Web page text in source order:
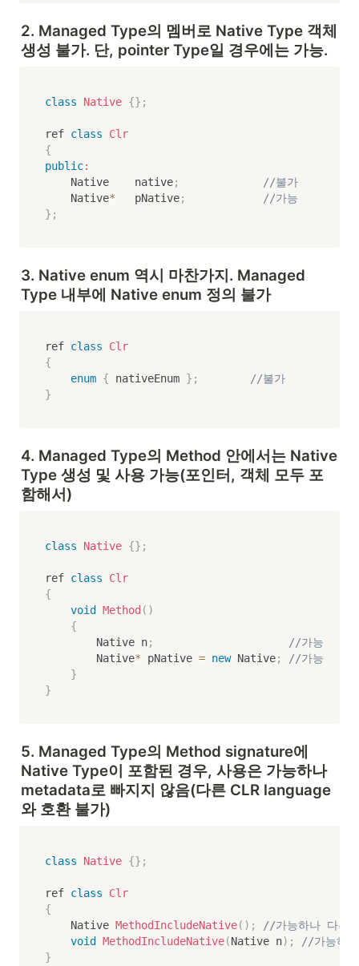
2. Managed Type의 멤버로 Native Type 객체
생성 불가. 단, pointer Type일 경우에는 가능.
class Native {} ;
ref class
Clr
{
public:
    Native    native
;
//불가
    Native
*
   pNative
;
//가능
} ;
3. Native enum 역시 마찬가지. Managed
Type 내부에 Native enum 정의 불가
ref class
Clr
{
enum { nativeEnum } ;
//불가
}
4. Managed Type의 Method 안에서는 Native
Type 생성 및 사용 가능(포인터, 객체 모두 포
함해서)
class Native {} ;
ref class
Clr
{
void
Method ( )
{
        Native n
;
//가능
        Native
* pNative = new Native;
//가능
}
}
5. Managed Type의 Method signature에
Native Type이 포함된 경우, 사용은 가능하나
metadata로 빠지지 않음(다른 CLR language
와 호환 불가)
class Native {} ;
ref class
Clr
{
    Native
MethodIncludeNative( ) ;
//가능하나 다른
void
MethodIncludeNative(Native n) ;
//가능하
}